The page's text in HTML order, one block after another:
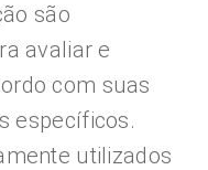
são
avaliar e
com suas
específicos.
utilizados